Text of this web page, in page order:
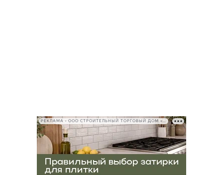
РЕКЛАМА • ООО СТРОИТЕЛЬНЫЙ ТОРГОВЫЙ ДОМ «ПЕТРОВИЧ», ИНН 7802348846